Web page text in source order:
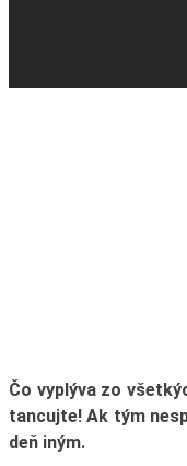
Čo vyplýva zo
tancujte! Ak tým
deň iným.